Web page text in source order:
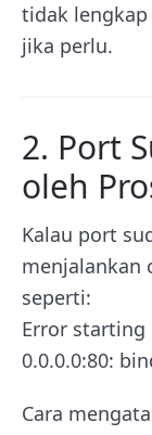
tidak
jika perlu.
2. Port
oleh
Kalau port
menjalankan
seperti:
Error
0.0.0.0:80:
Cara